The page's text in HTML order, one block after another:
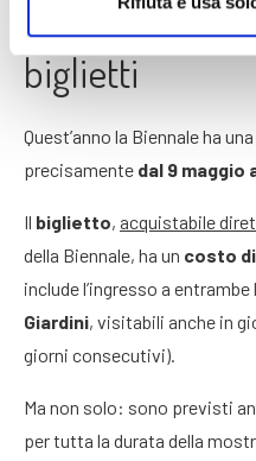
Biennale di
biglietti
Quest’anno la Biennale ha
precisamente dal 9 maggio
Il biglietto, acquistabile
della Biennale, ha un costo
include l’ingresso a
Giardini, visitabili anche in
giorni consecutivi).
Ma non solo: sono previsti
per tutta la durata della